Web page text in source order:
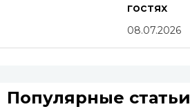
гостях
08.07.2026
Популярные статьи